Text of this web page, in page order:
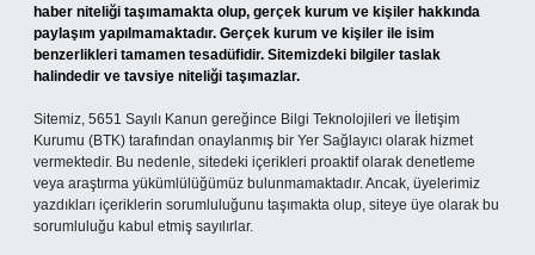
haber niteliği taşımamakta olup, gerçek kurum ve kişiler hakkında
paylaşım yapılmamaktadır. Gerçek kurum ve kişiler ile isim
benzerlikleri tamamen tesadüfidir. Sitemizdeki bilgiler taslak
halindedir ve tavsiye niteliği taşımazlar.
Sitemiz, 5651 Sayılı Kanun gereğince Bilgi Teknolojileri ve İletişim
Kurumu (BTK) tarafından onaylanmış bir Yer Sağlayıcı olarak hizmet
vermektedir. Bu nedenle, sitedeki içerikleri proaktif olarak denetleme
veya araştırma yükümlülüğümüz bulunmamaktadır. Ancak, üyelerimiz
yazdıkları içeriklerin sorumluluğunu taşımakta olup, siteye üye olarak bu
sorumluluğu kabul etmiş sayılırlar.